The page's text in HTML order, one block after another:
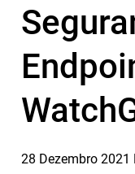
28 Dezembro 2021